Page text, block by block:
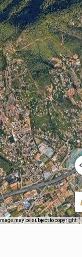
Image may be subject to copyright